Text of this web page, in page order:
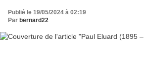
Publié le 19/05/2024 à 02:19
Par bernard22